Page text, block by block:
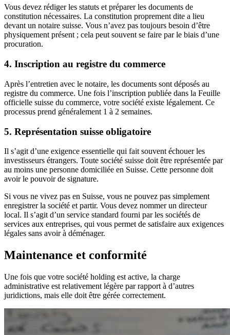
Vous devez rédiger les statuts et préparer les documents de
constitution nécessaires. La constitution proprement dite a lieu
devant un notaire suisse. Vous n’avez pas toujours besoin d’être
physiquement présent ; cela peut souvent se faire par le biais d’une
procuration.
4. Inscription au registre du commerce
Après l’entretien avec le notaire, les documents sont déposés au
registre du commerce. Une fois l’inscription publiée dans la Feuille
officielle suisse du commerce, votre société existe légalement. Ce
processus prend généralement 1 à 2 semaines.
5. Représentation suisse obligatoire
Il s’agit d’une exigence essentielle qui fait souvent échouer les
investisseurs étrangers. Toute société suisse doit être représentée par
au moins une personne domiciliée en Suisse. Cette personne doit
avoir le pouvoir de signature.
Si vous ne vivez pas en Suisse, vous ne pouvez pas simplement
enregistrer la société et partir. Vous devez nommer un directeur
local. Il s’agit d’un service standard fourni par les sociétés de
services aux entreprises, qui vous permet de satisfaire aux exigences
légales sans avoir à déménager.
Maintenance et conformité
Une fois que votre société holding est active, la charge
administrative est relativement légère par rapport à d’autres
juridictions, mais elle doit être gérée correctement.